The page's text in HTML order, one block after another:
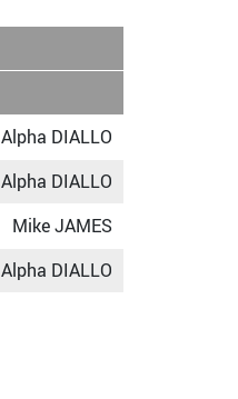
Alpha DIALLO
Alpha DIALLO
Mike JAMES
Alpha DIALLO